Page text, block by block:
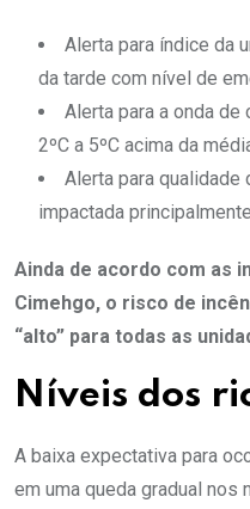
Alerta para índice da
da tarde com nível de
Alerta para a onda
2ºC a 5ºC acima da
Alerta para qualidade
impactada
Ainda de acordo com as
Cimehgo, o risco de
“alto” para todas as
Níveis dos
A baixa expectativa para
em uma queda gradual nos